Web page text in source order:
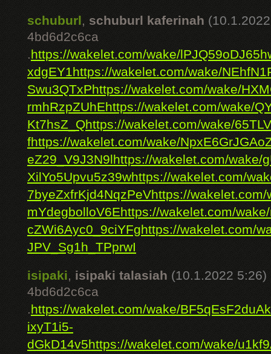
schuburl,schuburl kaferinah
4bd6d2c6ca
.https://wakelet.com/wake/
xdgEY1https://wakelet.com/wake/
Swu3QTxPhttps://wakelet.com/wake/
rmhRzpZUhEhttps://wakelet.com/wake/
Kt7hsZ_Qhttps://wakelet.com/wake/
fhttps://wakelet.com/wake/
eZ29_V9J3N9lhttps://wakelet.com/wake/
XilYo5Upvu5z39whttps://wakelet.com/
7byeZxfrKjd4NqzPeVhttps://
mYdegbolloV6Ehttps://wakelet.com/
cZWi6Ayc0_9ciYFghttps://wakelet.com/
JPV_Sg1h_TPprwI
isipaki, isipaki talasiah (10.1.2022 5:26)
4bd6d2c6ca
.https://wakelet.com/wake/
ixyT1i5-
dGkD14v5https://wakelet.com/wake/